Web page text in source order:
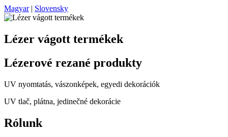
Magyar| Slovensky
Lézer vágott termékek
Lézerové rezané produkty
UV nyomtatás, vászonképek, egyedi dekorációk
UV tlač, plátna, jedinečné dekorácie
Rólunk